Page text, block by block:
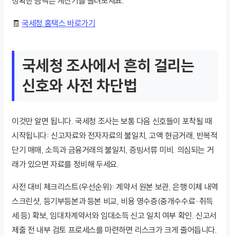
🧾국세청 홈택스 바로가기
국세청 조사에서 흔히 걸리는
신호와 사전 차단법
이것만 알면 됩니다. 국세청 조사는 보통 다음 신호들이 포착될 때
시작됩니다: 신고자료와 전자자료의 불일치, 고액 현금거래, 반복적
단기 매매, 소득과 금융거래의 불일치, 증빙서류 미비. 의심되는 거
래가 있으면 자료를 정비해 두세요.
사전 대비 체크리스트(우선순위): 계약서 원본 보관, 은행 이체 내역
스크린샷, 등기부등본과 등본 비교, 비용 영수증(중개수수료·취득
세 등) 확보, 임대차계약서와 임대소득 신고 일치 여부 확인. 신고서
제출 전 내부 검토 프로세스를 마련하면 리스크가 크게 줄어듭니다.